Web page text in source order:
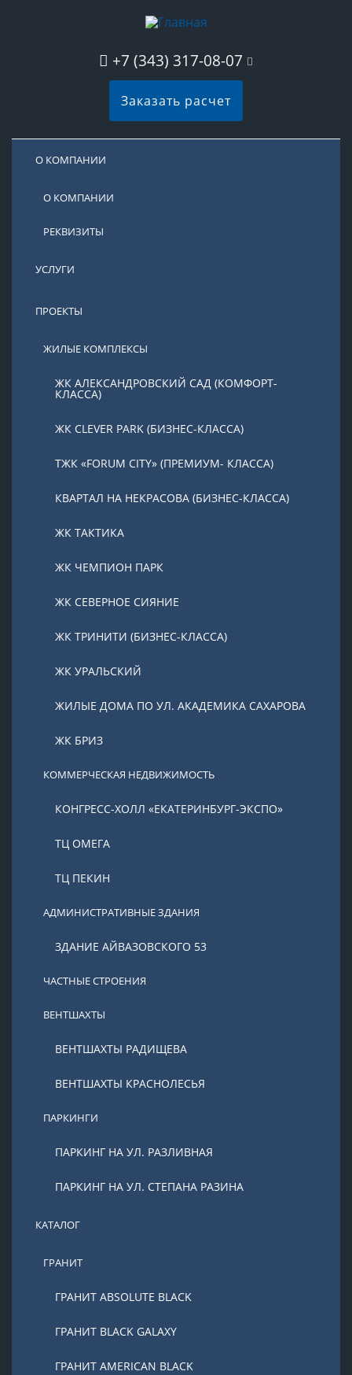
+7 (343) 317-08-07
Заказать расчет
О КОМПАНИИ
О КОМПАНИИ
РЕКВИЗИТЫ
УСЛУГИ
ПРОЕКТЫ
ЖИЛЫЕ КОМПЛЕКСЫ
ЖК АЛЕКСАНДРОВСКИЙ САД (КОМФОРТ-
КЛАССА)
ЖК CLEVER PARK (БИЗНЕС-КЛАССА)
ТЖК «FORUM CITY» (ПРЕМИУМ- КЛАССА)
КВАРТАЛ НА НЕКРАСОВА (БИЗНЕС-КЛАССА)
ЖК ТАКТИКА
ЖК ЧЕМПИОН ПАРК
ЖК СЕВЕРНОЕ СИЯНИЕ
ЖК ТРИНИТИ (БИЗНЕС-КЛАССА)
ЖК УРАЛЬСКИЙ
ЖИЛЫЕ ДОМА ПО УЛ. АКАДЕМИКА САХАРОВА
ЖК БРИЗ
КОММЕРЧЕСКАЯ НЕДВИЖИМОСТЬ
КОНГРЕСС-ХОЛЛ «ЕКАТЕРИНБУРГ-ЭКСПО»
ТЦ ОМЕГА
ТЦ ПЕКИН
АДМИНИСТРАТИВНЫЕ ЗДАНИЯ
ЗДАНИЕ АЙВАЗОВСКОГО 53
ЧАСТНЫЕ СТРОЕНИЯ
ВЕНТШАХТЫ
ВЕНТШАХТЫ РАДИЩЕВА
ВЕНТШАХТЫ КРАСНОЛЕСЬЯ
ПАРКИНГИ
ПАРКИНГ НА УЛ. РАЗЛИВНАЯ
ПАРКИНГ НА УЛ. СТЕПАНА РАЗИНА
КАТАЛОГ
ГРАНИТ
ГРАНИТ ABSOLUTE BLACK
ГРАНИТ BLACK GALAXY
ГРАНИТ AMERICAN BLACK